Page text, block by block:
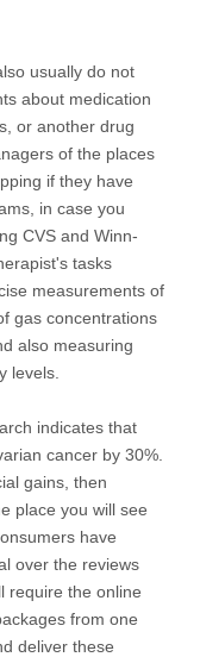
usually do not
about medication
or another drug
of the places
if they have
in case you
CVS and Winn-
tasks
measurements of
gas concentrations
also measuring
levels.
indicates that
cancer by 30%.
gains, then
place you will see
have
over the reviews
require the online
from one
deliver these